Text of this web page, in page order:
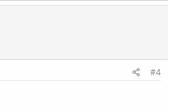
#4